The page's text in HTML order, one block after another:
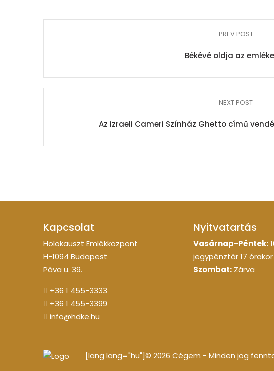
PREV POST
Békévé oldja az
NEXT POST
Az izraeli Cameri Színház Ghetto című
Kapcsolat
Holokauszt Emlékközpont
H-1094 Budapest
Páva u. 39.
+36 1 455-3333
+36 1 455-3399
info@hdke.hu
Nyitvatartás
Vasárnap-Péntek:
jegypénztár 17 órakor
Szombat: Zárva
[lang lang="hu"]© 2026 Cégem - Minden jog